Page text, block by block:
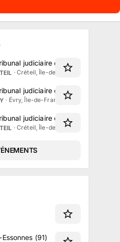
judiciaire de Créteil le 2 Avril
·Créteil, Île-de-France
judiciaire d'Évry le 12 Juin
· Évry, Île-de-France
judiciaire de Créteil le 28
·Créteil, Île-de-France
(91)